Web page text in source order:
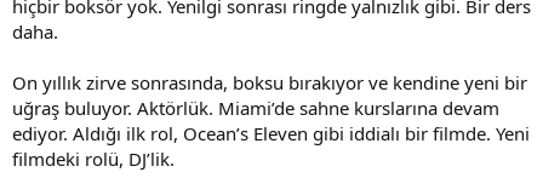
hiçbir boksör yok. Yenilgi sonrası ringde yalnızlık gibi. Bir ders
daha.
On yıllık zirve sonrasında, boksu bırakıyor ve kendine yeni bir
uğraş buluyor. Aktörlük. Miami’de sahne kurslarına devam
ediyor. Aldığı ilk rol, Ocean’s Eleven gibi iddialı bir filmde. Yeni
filmdeki rolü, DJ’lik.